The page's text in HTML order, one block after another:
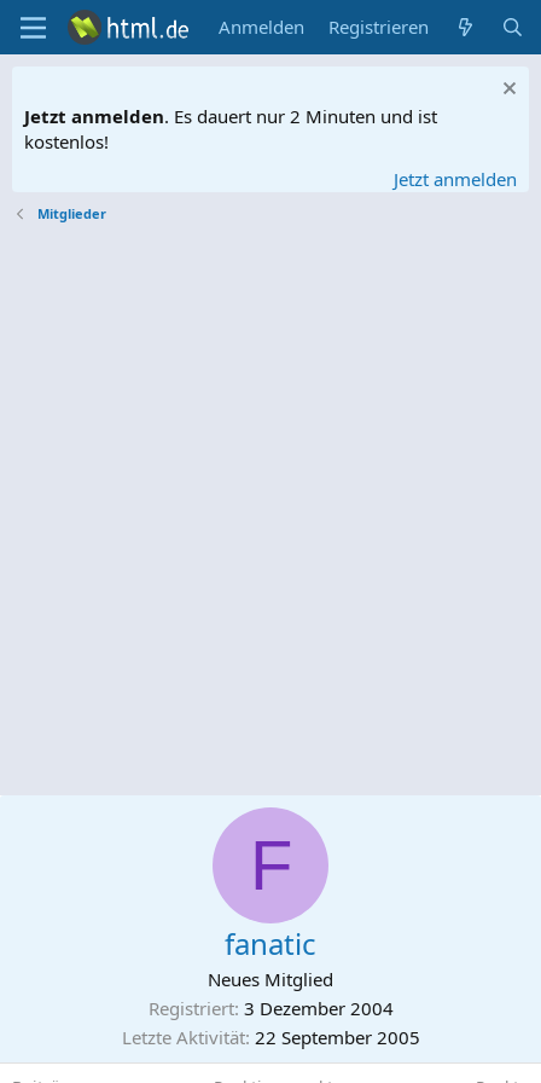
Anmelden Registrieren
Jetzt anmelden. Es dauert nur 2 Minuten und ist
kostenlos!
Jetzt anmelden
Mitglieder
F
fanatic
Neues Mitglied
Registriert 3 Dezember 2004
Letzte Aktivität 22 September 2005